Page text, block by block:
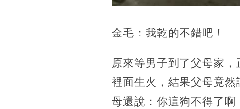
金毛：我乾的不錯吧！
原來等男子到了父母家
裡面生火，結果父母竟
母還說：你這狗不得了啊